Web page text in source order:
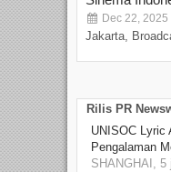
Dec 22, 2025
Jakarta,
Rilis PR
UNISOC Lyric
Pengalaman
SHANGHAI, 5